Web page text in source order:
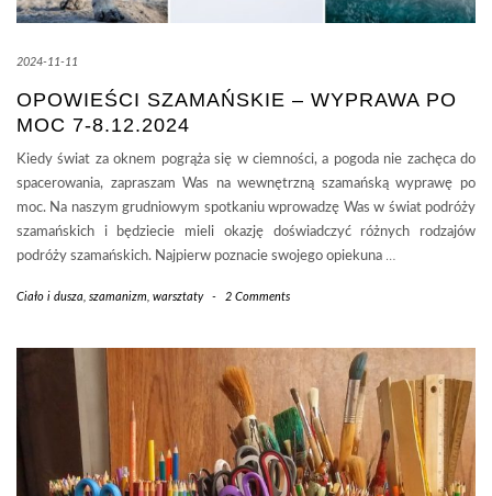
2024-11-11
OPOWIEŚCI SZAMAŃSKIE – WYPRAWA PO
MOC 7-8.12.2024
Kiedy świat za oknem pogrąża się w ciemności, a pogoda nie zachęca do
spacerowania, zapraszam Was na wewnętrzną szamańską wyprawę po
moc. Na naszym grudniowym spotkaniu wprowadzę Was w świat podróży
szamańskich i będziecie mieli okazję doświadczyć różnych rodzajów
podróży szamańskich. Najpierw poznacie swojego opiekuna …
Ciało i dusza szamanizm warsztaty - 2 Comments